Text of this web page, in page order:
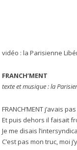
vidéo : la Parisienne
FRANCH’MENT
texte et musique : la
FRANCH’MENT j’avais
Et puis dehors il faisait
Je me disais
C’est pas mon truc, moi